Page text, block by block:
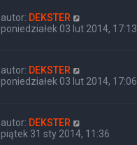
autor: DEKSTER
poniedziałek 03 lut 2014, 17:13
autor: DEKSTER
poniedziałek 03 lut 2014, 17:06
autor: DEKSTER
piątek 31 sty 2014, 11:36